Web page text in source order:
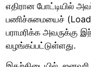
எதிரான போட்டியில்
பணிச்சுமையைச்
பராமரிக்க அவருக்கு
வழங்கப்பட்டுள்ளது.